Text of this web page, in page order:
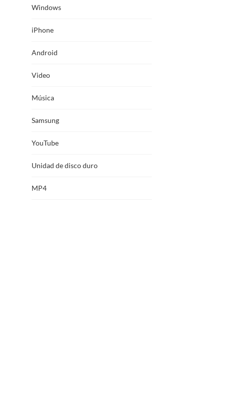
Windows
iPhone
Android
Video
Música
Samsung
YouTube
Unidad de disco duro
MP4